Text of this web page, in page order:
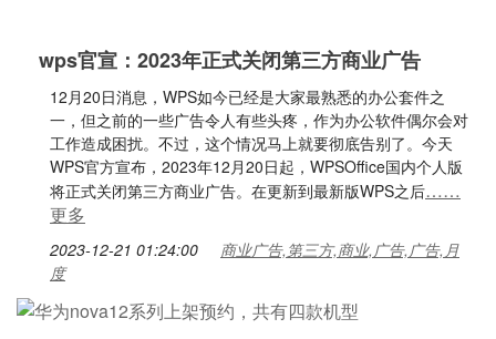
wps官宣：2023年正式关闭第三方商业广告
12月20日消息，WPS如今已经是大家最熟悉的办公套件之
一，但之前的一些广告令人有些头疼，作为办公软件偶尔会对
工作造成困扰。不过，这个情况马上就要彻底告别了。今天
WPS官方宣布，2023年12月20日起，WPSOffice国内个人版
将正式关闭第三方商业广告。在更新到最新版WPS之后……
更多
2023-12-21 01:24:00
商业广告,第三方,商业,广告,广告,月
度